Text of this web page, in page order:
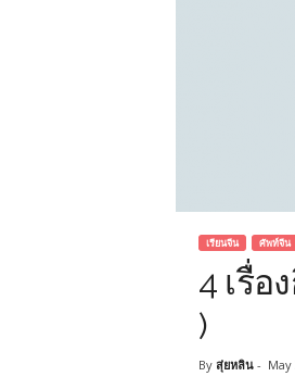
เรียนจีน ศัพท์จีน
4 เรื่อ
)
By สุ่ยหลิน- May